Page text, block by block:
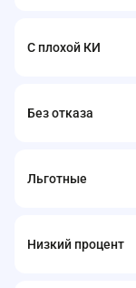
С плохой КИ
Без отказа
Льготные
Низкий процент